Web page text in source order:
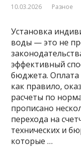
10.03.2026 Разное
Установка
воды — это не
эффективный
бюджета.
как правило,
расчеты по
прописано
перехода на
технических и
которые …